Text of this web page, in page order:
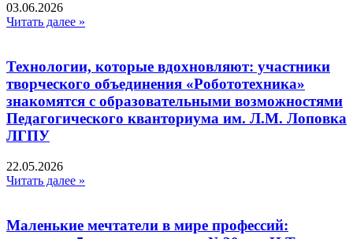
03.06.2026
Читать далее »
Технологии, которые вдохновляют: участники
творческого объединения «Робототехника»
знакомятся с образовательными возможностями
Педагогического кванториума им. Л.М. Лоповка
ЛГПУ
22.05.2026
Читать далее »
Маленькие мечтатели в мире профессий: